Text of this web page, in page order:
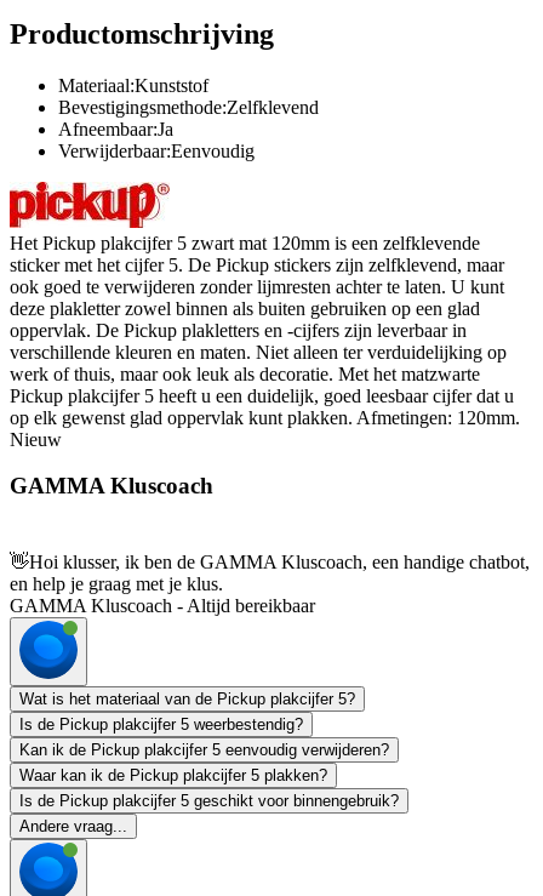
Productomschrijving
Materiaal:Kunststof
Bevestigingsmethode:Zelfklevend
Afneembaar:Ja
Verwijderbaar:Eenvoudig
Het Pickup plakcijfer 5 zwart mat 120mm is een zelfklevende
sticker met het cijfer 5. De Pickup stickers zijn zelfklevend, maar
ook goed te verwijderen zonder lijmresten achter te laten. U kunt
deze plakletter zowel binnen als buiten gebruiken op een glad
oppervlak. De Pickup plakletters en -cijfers zijn leverbaar in
verschillende kleuren en maten. Niet alleen ter verduidelijking op
werk of thuis, maar ook leuk als decoratie. Met het matzwarte
Pickup plakcijfer 5 heeft u een duidelijk, goed leesbaar cijfer dat u
op elk gewenst glad oppervlak kunt plakken. Afmetingen: 120mm.
Nieuw
GAMMA Kluscoach
👋Hoi klusser, ik ben de GAMMA Kluscoach, een handige chatbot,
en help je graag met je klus.
GAMMA Kluscoach - Altijd bereikbaar
Wat is het materiaal van de Pickup plakcijfer 5?
Is de Pickup plakcijfer 5 weerbestendig?
Kan ik de Pickup plakcijfer 5 eenvoudig verwijderen?
Waar kan ik de Pickup plakcijfer 5 plakken?
Is de Pickup plakcijfer 5 geschikt voor binnengebruik?
Andere vraag...